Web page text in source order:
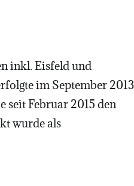
inkl. Eisfeld und
im September 2013
seit Februar 2015 den
wurde als